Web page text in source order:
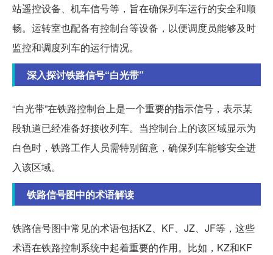
站遥控设备、机车信号等，旨在确保列车运行的安全和顺
畅。运转室也配备有控制台等设备，以便调度员能够及时
监控和调度列车的运行情况。
深入探讨铁路信号“白光带”
“白光带”在铁路控制台上是一个重要的指示信号，表示某
段轨道已经准备好接收列车。当控制台上的该区域显示为
白色时，铁路工作人员需特别留意，确保列车能够安全进
入该区域。
铁路信号图中的术语解读
铁路信号图中常见的术语包括KZ、KF、JZ、JF等，这些
术语在铁路控制系统中起着重要的作用。比如，KZ和KF